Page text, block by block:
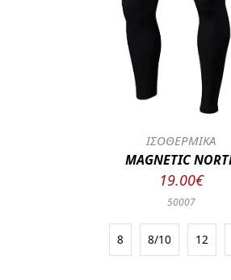
ΙΣΟΘΕΡΜΙΚΑ
MAGNETIC
19.00€
50007
8 8/10 12